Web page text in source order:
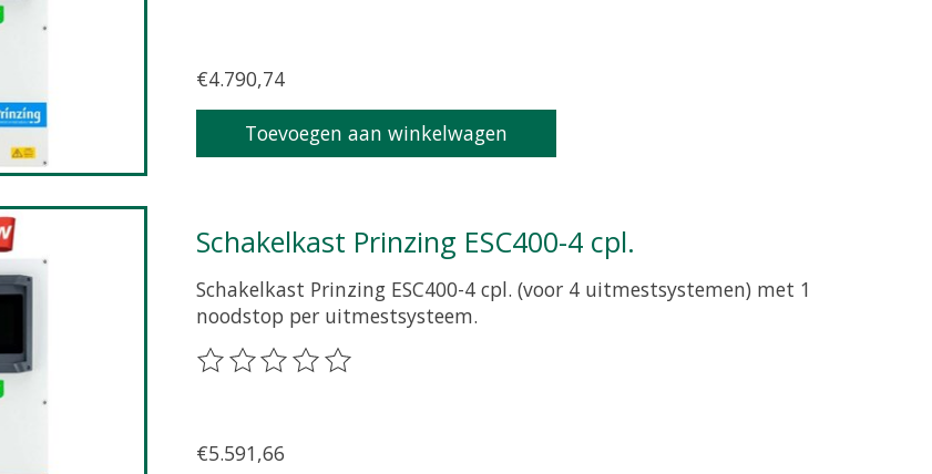
€4.790,74
Toevoegen aan winkelwagen
Schakelkast Prinzing ESC400-4 cpl.
Schakelkast Prinzing ESC400-4 cpl. (voor 4 uitmestsystemen) met 1
noodstop per uitmestsysteem.
De beoordeling van dit product is
€5.591,66